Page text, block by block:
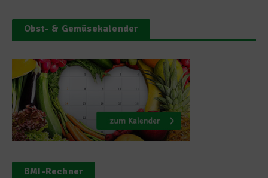
Obst- & Gemüsekalender
BMI-Rechner